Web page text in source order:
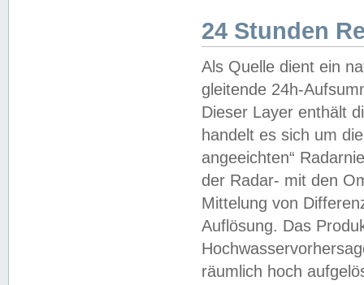
24 Stunden
Als Quelle dient ein
gleitende 24h-
Dieser Layer enthält
handelt es sich um
angeeichten“
der Radar- mit den
Mittelung von
Auflösung. Das
räumlich hoch